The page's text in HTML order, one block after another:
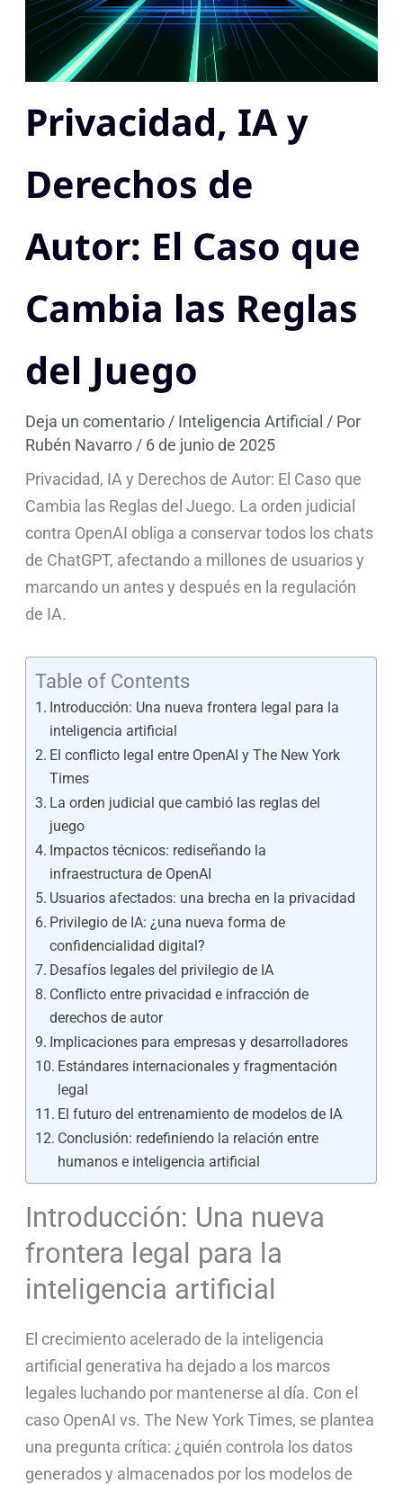
Privacidad, IA y
Derechos de
Autor: El Caso que
Cambia las Reglas
del Juego
Deja un comentario/ Inteligencia Artificial / Por
Rubén Navarro/ 6 de junio de 2025
Privacidad, IA y Derechos de Autor: El Caso que
Cambia las Reglas del Juego. La orden judicial
contra OpenAI obliga a conservar todos los chats
de ChatGPT, afectando a millones de usuarios y
marcando un antes y después en la regulación
de IA.
Table of Contents
Introducción: Una nueva frontera legal para la
inteligencia artificial
El conflicto legal entre OpenAI y The New York
Times
La orden judicial que cambió las reglas del
juego
Impactos técnicos: rediseñando la
infraestructura de OpenAI
Usuarios afectados: una brecha en la privacidad
Privilegio de IA: ¿una nueva forma de
confidencialidad digital?
Desafíos legales del privilegio de IA
Conflicto entre privacidad e infracción de
derechos de autor
Implicaciones para empresas y desarrolladores
Estándares internacionales y fragmentación
legal
El futuro del entrenamiento de modelos de IA
Conclusión: redefiniendo la relación entre
humanos e inteligencia artificial
Introducción: Una nueva
frontera legal para la
inteligencia artificial
El crecimiento acelerado de la inteligencia
artificial generativa ha dejado a los marcos
legales luchando por mantenerse al día. Con el
caso OpenAI vs. The New York Times, se plantea
una pregunta crítica: ¿quién controla los datos
generados y almacenados por los modelos de